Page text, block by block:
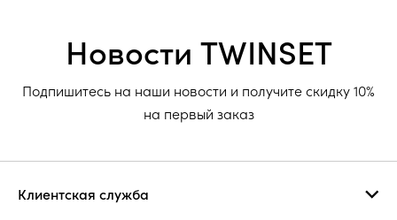
Новости TWINSET
Подпишитесь на наши новости и получите скидку 10%
на первый заказ
Клиентская служба